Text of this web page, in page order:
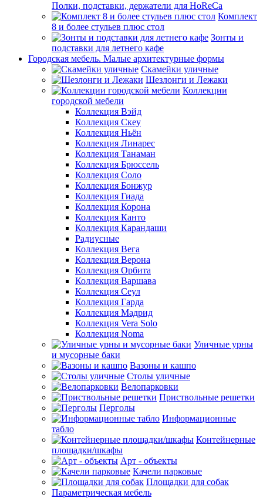
Полки, подставки, держатели для HoReCa
Комплект
8 и более стульев плюс стол
Зонты и
подставки для летнего кафе
Городская мебель. Малые архитектурные формы
Скамейки уличные
Шезлонги и Лежаки
Коллекции
городской мебели
Коллекция Вэйд
Коллекция Скеу
Коллекция Ньён
Коллекция Линарес
Коллекция Танаман
Коллекция Брюссель
Коллекция Соло
Коллекция Бонжур
Коллекция Гиада
Коллекция Корона
Коллекция Канто
Коллекция Карандаши
Радиусные
Коллекция Вега
Коллекция Верона
Коллекция Орбита
Коллекция Варшава
Коллекция Сеул
Коллекция Гарда
Коллекция Мадрид
Коллекция Vera Solo
Коллекция Noma
Уличные урны
и мусорные баки
Вазоны и кашпо
Столы уличные
Велопарковки
Приствольные решетки
Перголы
Информационные
табло
Контейнерные
площадки/шкафы
Арт - объекты
Качели парковые
Площадки для собак
Параметрическая мебель